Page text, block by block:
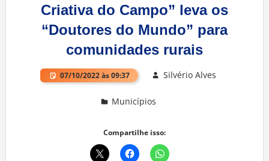
Criativa do Campo” leva os
“Doutores do Mundo” para
comunidades rurais
07/10/2022 às 09:37 Silvério Alves
Municípios
Compartilhe isso: